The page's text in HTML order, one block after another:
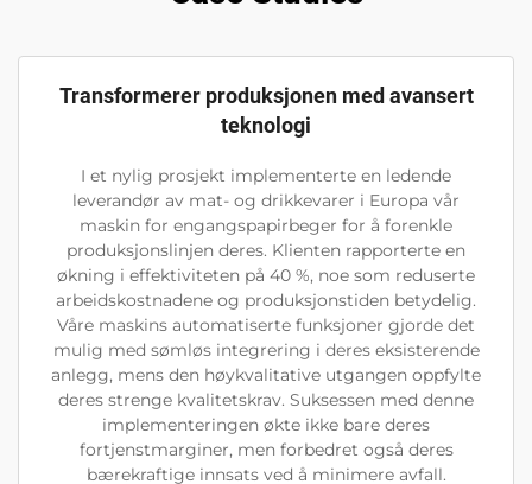
Transformerer produksjonen med avansert
teknologi
I et nylig prosjekt implementerte en ledende
leverandør av mat- og drikkevarer i Europa vår
maskin for engangspapirbeger for å forenkle
produksjonslinjen deres. Klienten rapporterte en
økning i effektiviteten på 40 %, noe som reduserte
arbeidskostnadene og produksjonstiden betydelig.
Våre maskins automatiserte funksjoner gjorde det
mulig med sømløs integrering i deres eksisterende
anlegg, mens den høykvalitative utgangen oppfylte
deres strenge kvalitetskrav. Suksessen med denne
implementeringen økte ikke bare deres
fortjenstmarginer, men forbedret også deres
bærekraftige innsats ved å minimere avfall.